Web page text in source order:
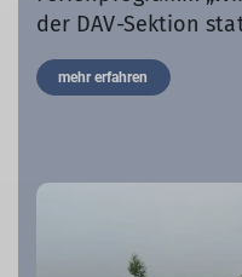
der DAV-Sektion
mehr erfahren